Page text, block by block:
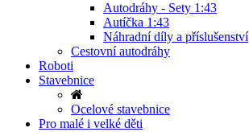
Autodráhy - Sety 1:43
Autíčka 1:43
Náhradní díly a příslušenství
Cestovní autodráhy
Roboti
Stavebnice
Ocelové stavebnice
Pro malé i velké děti